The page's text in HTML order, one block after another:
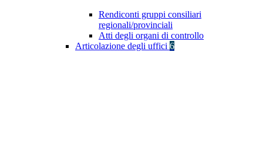
Rendiconti gruppi consiliari
regionali/provinciali
Atti degli organi di controllo
Articolazione degli uffici 6